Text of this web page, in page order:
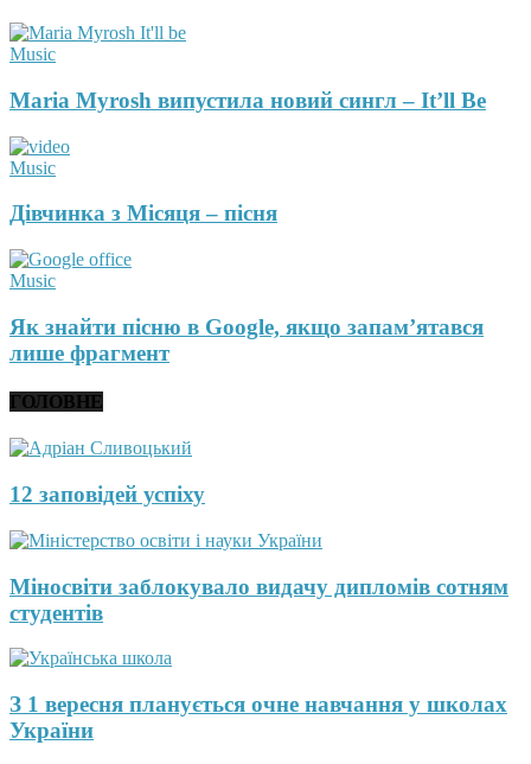
Music
Maria Myrosh випустила новий сингл – It’ll Be
Music
Дівчинка з Місяця – пісня
Music
Як знайти пісню в Google, якщо запам’ятався
лише фрагмент
ГОЛОВНЕ
12 заповідей успіху
Міносвіти заблокувало видачу дипломів сотням
студентів
З 1 вересня планується очне навчання у школах
України